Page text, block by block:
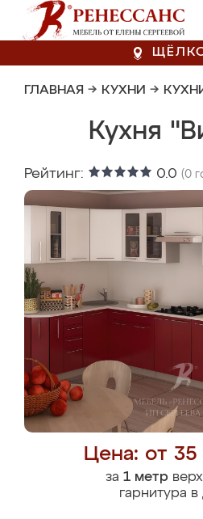
ГЛАВНАЯ → КУХНИ →
Кухня
Рейтинг: 0.0 (0
Цена: от
за 1 метр
гарнитура в